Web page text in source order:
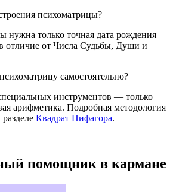
психоматрицы?
нужна только точная дата рождения —
отличие от Числа Судьбы, Души и
самостоятельно?
инструментов — только
арифметика. Подробная методология
Квадрат Пифагора.
помощник в кармане